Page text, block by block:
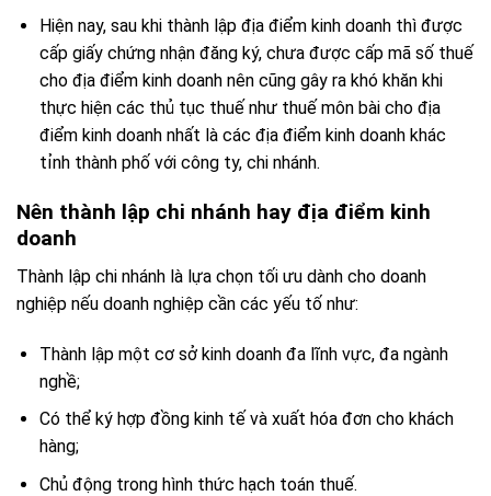
Hiện nay, sau khi thành lập địa điểm kinh doanh thì được
cấp giấy chứng nhận đăng ký, chưa được cấp mã số thuế
cho địa điểm kinh doanh nên cũng gây ra khó khăn khi
thực hiện các thủ tục thuế như thuế môn bài cho địa
điểm kinh doanh nhất là các địa điểm kinh doanh khác
tỉnh thành phố với công ty, chi nhánh.
Nên thành lập chi nhánh hay địa điểm kinh
doanh
Thành lập chi nhánh là lựa chọn tối ưu dành cho doanh
nghiệp nếu doanh nghiệp cần các yếu tố như:
Thành lập một cơ sở kinh doanh đa lĩnh vực, đa ngành
nghề;
Có thể ký hợp đồng kinh tế và xuất hóa đơn cho khách
hàng;
Chủ động trong hình thức hạch toán thuế.